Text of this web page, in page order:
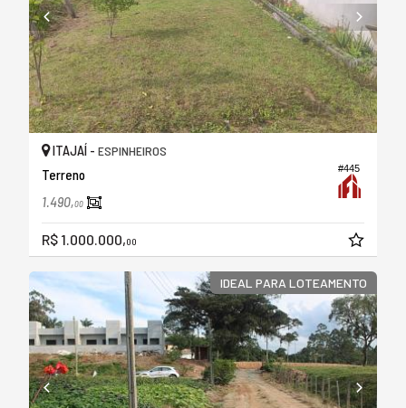
#445
ITAJAÍ - ESPINHEIROS
Terreno
1.490,00
R$ 1.000.000,00
IDEAL PARA LOTEAMENTO